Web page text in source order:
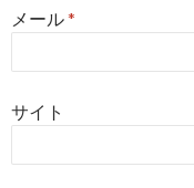
メール*
サイト